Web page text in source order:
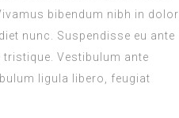
bibendum nibh in dolor
nunc. Suspendisse eu ante
Vestibulum ante
ligula libero, feugiat